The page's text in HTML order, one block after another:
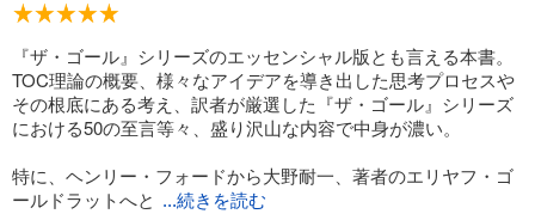
『ザ・ゴール』シリーズのエッセンシャル版とも言える本書。
TOC理論の概要、様々なアイデアを導き出した思考プロセスや
その根底にある考え、訳者が厳選した『ザ・ゴール』シリーズ
における50の至言等々、盛り沢山な内容で中身が濃い。
特に、ヘンリー・フォードから大野耐一、著者のエリヤフ・ゴ
ールドラットへと
...続きを読む